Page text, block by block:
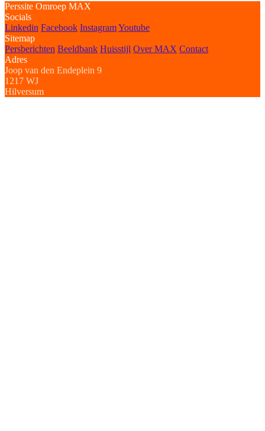
Perssite Omroep MAX
Socials
Linkedin Facebook InstagramYoutube
Sitemap
Persberichten Beeldbank Huisstijl Over MAX Contact
Adres
Joop van den Endeplein 9
1217 WJ
Hilversum